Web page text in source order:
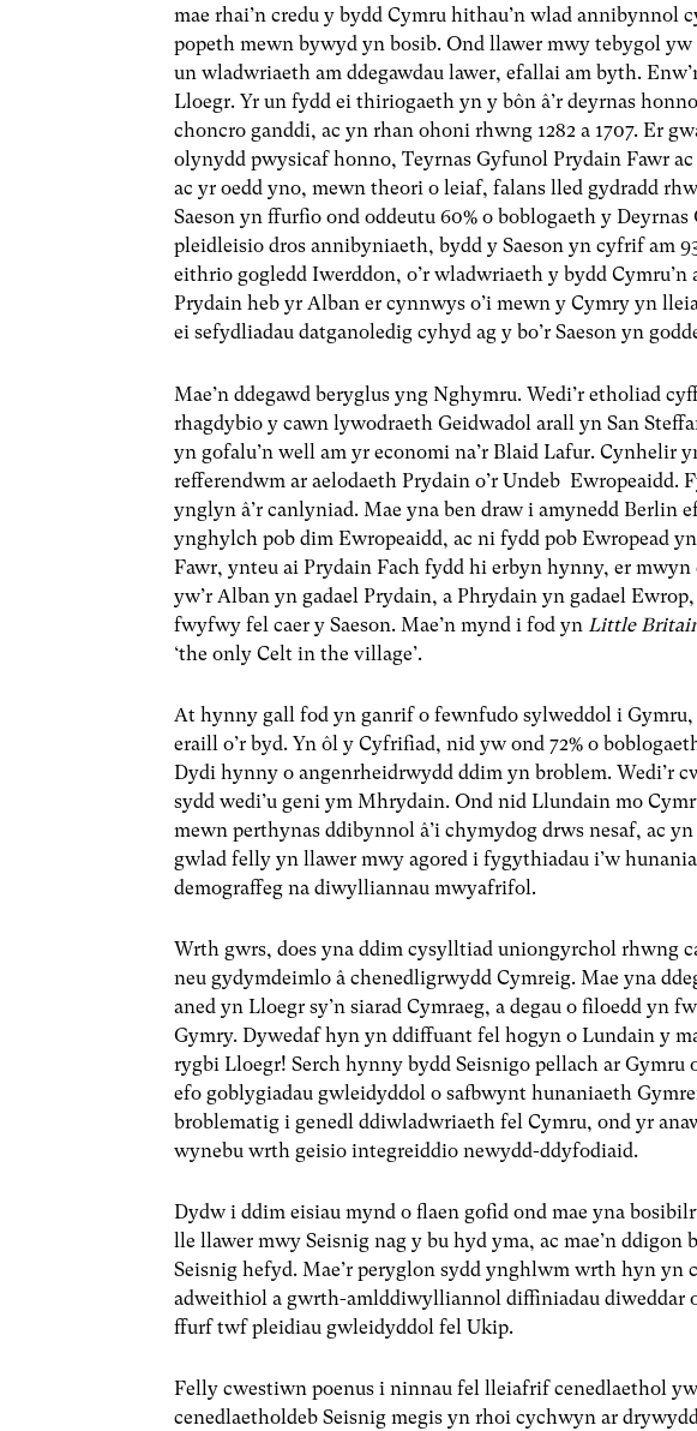
mae rhai’n credu y bydd Cymru hithau’n wlad annibynnol
popeth mewn bywyd yn bosib. Ond llawer mwy tebygol yw
un wladwriaeth am ddegawdau lawer, efallai am byth.
Lloegr. Yr un fydd ei thiriogaeth yn y bôn â’r deyrnas
choncro ganddi, ac yn rhan ohoni rhwng 1282 a 1707. Er
olynydd pwysicaf honno, Teyrnas Gyfunol Prydain Fawr
ac yr oedd yno, mewn theori o leiaf, falans lled gydradd
Saeson yn ffurfio ond oddeutu 60% o boblogaeth y
pleidleisio dros annibyniaeth, bydd y Saeson yn cyfrif am
eithrio gogledd Iwerddon, o’r wladwriaeth y bydd
Prydain heb yr Alban er cynnwys o’i mewn y Cymry yn
ei sefydliadau datganoledig cyhyd ag y bo’r Saeson yn
Mae’n ddegawd beryglus yng Nghymru. Wedi’r etholiad
rhagdybio y cawn lywodraeth Geidwadol arall yn San
yn gofalu’n well am yr economi na’r Blaid Lafur. Cynhelir
refferendwm ar aelodaeth Prydain o’r Undeb
ynglyn â’r canlyniad. Mae yna ben draw i amynedd Berlin
ynghylch pob dim Ewropeaidd, ac ni fydd pob Ewropead
Fawr, ynteu ai Prydain Fach fydd hi erbyn hynny, er
yw’r Alban yn gadael Prydain, a Phrydain yn gadael
fwyfwy fel caer y Saeson. Mae’n mynd i fod yn Little
‘the only Celt in the village’.
At hynny gall fod yn ganrif o fewnfudo sylweddol i
eraill o’r byd. Yn ôl y Cyfrifiad, nid yw ond 72% o
Dydi hynny o angenrheidrwydd ddim yn broblem. Wedi’r
sydd wedi’u geni ym Mhrydain. Ond nid Llundain mo
mewn perthynas ddibynnol â’i chymydog drws nesaf, ac
gwlad felly yn llawer mwy agored i fygythiadau i’w
demograffeg na diwylliannau mwyafrifol.
Wrth gwrs, does yna ddim cysylltiad uniongyrchol rhwng
neu gydymdeimlo â chenedligrwydd Cymreig. Mae yna
aned yn Lloegr sy’n siarad Cymraeg, a degau o filoedd yn
Gymry. Dywedaf hyn yn ddiffuant fel hogyn o Lundain y
rygbi Lloegr! Serch hynny bydd Seisnigo pellach ar Gymru
efo goblygiadau gwleidyddol o safbwynt hunaniaeth
broblematig i genedl ddiwladwriaeth fel Cymru, ond yr
wynebu wrth geisio integreiddio newydd-ddyfodiaid.
Dydw i ddim eisiau mynd o flaen gofid ond mae yna
lle llawer mwy Seisnig nag y bu hyd yma, ac mae’n
Seisnig hefyd. Mae’r peryglon sydd ynghlwm wrth hyn yn
adweithiol a gwrth-amlddiwylliannol diffiniadau diweddar
ffurf twf pleidiau gwleidyddol fel Ukip.
Felly cwestiwn poenus i ninnau fel lleiafrif cenedlaethol
cenedlaetholdeb Seisnig megis yn rhoi cychwyn ar